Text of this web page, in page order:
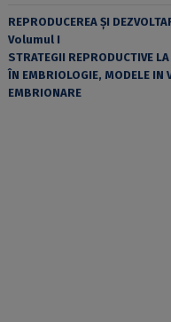
REPRODUCEREA ȘI
Volumul I
STRATEGII REPRODUCTIVE
ÎN EMBRIOLOGIE, MODELE IN
EMBRIONARE